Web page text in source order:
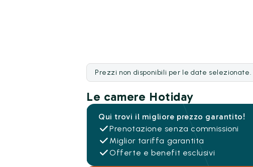
Prezzi non disponibili per le date selezionate.
Le camere Hotiday
Qui trovi il migliore prezzo garantito!
Prenotazione senza commissioni
Miglior tariffa garantita
Offerte e benefit esclusivi